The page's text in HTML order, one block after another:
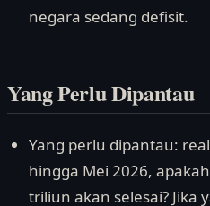
negara sedang defisit.
Yang Perlu Dipantau
Yang perlu dipantau:
hingga Mei 2026,
triliun akan selesai? Jika